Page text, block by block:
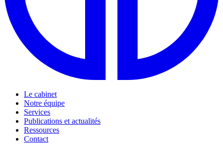
Le cabinet
Notre équipe
Services
Publications et actualités
Ressources
Contact